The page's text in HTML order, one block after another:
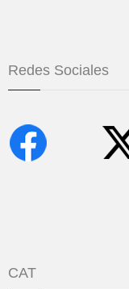
Redes Sociales
CAT